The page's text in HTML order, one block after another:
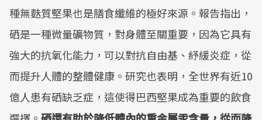
種無麩質堅果也是膳食纖維的極好來源。報告指出，
硒是一種微量礦物質，對身體至關重要，因為它具有
強大的抗氧化能力，可以對抗自由基、紓緩炎症，從
而提升人體的整體健康。研究也表明，全世界有近10
億人患有硒缺乏症，這使得巴西堅果成為重要的飲食